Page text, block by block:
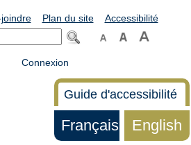
Plan du site Accessibilité
Connexion
Guide d'accessibilité
Français English